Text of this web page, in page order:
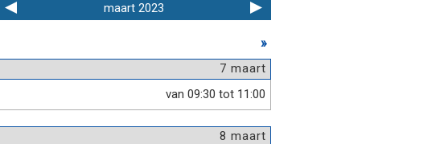
maart 2023
»
7 maart
van 09:30 tot 11:00
8 maart